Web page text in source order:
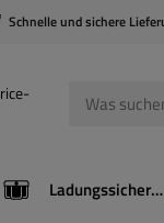
Schnelle und sichere
Ladungssicherung